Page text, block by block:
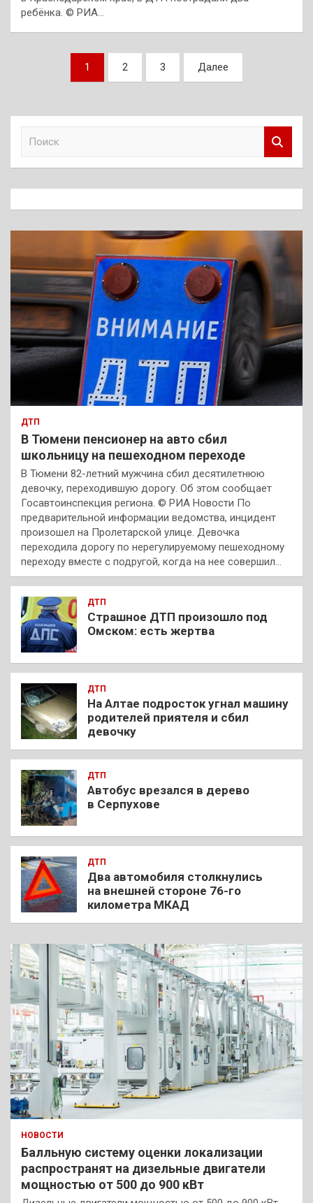
ребёнка. © РИА…
Пагинация
записей
1 2 3 Далее
к
ДТП
В Тюмени пенсионер на авто сбил
школьницу на пешеходном переходе
В Тюмени 82-летний мужчина сбил десятилетнюю
девочку, переходившую дорогу. Об этом сообщает
Госавтоинспекция региона. © РИА Новости По
предварительной информации ведомства, инцидент
произошел на Пролетарской улице. Девочка
переходила дорогу по нерегулируемому пешеходному
переходу вместе с подругой, когда на нее совершил…
ДТП
Страшное ДТП произошло под
Омском: есть жертва
ДТП
На Алтае подросток угнал машину
родителей приятеля и сбил
девочку
ДТП
Автобус врезался в дерево
в Серпухове
ДТП
Два автомобиля столкнулись
на внешней стороне 76-го
километра МКАД
НОВОСТИ
Балльную систему оценки локализации
распространят на дизельные двигатели
мощностью от 500 до 900 кВт